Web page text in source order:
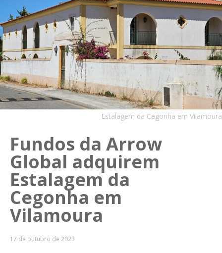
Estalagem da Cegonha em Vilamoura
Fundos da Arrow
Global adquirem
Estalagem da
Cegonha em
Vilamoura
17 de outubro de 2023